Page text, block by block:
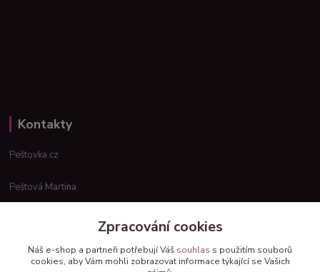
Kontakty
Peštovka.cz
Peštová Martina
Zpracování cookies
Náš e-shop a partneři potřebují Váš souhlas s použitím souborů
cookies, aby Vám mohli zobrazovat informace týkající se Vašich